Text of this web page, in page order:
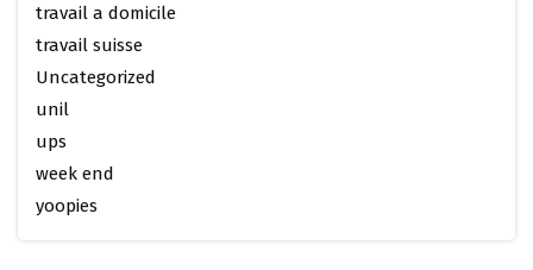
travail a domicile
travail suisse
Uncategorized
unil
ups
week end
yoopies